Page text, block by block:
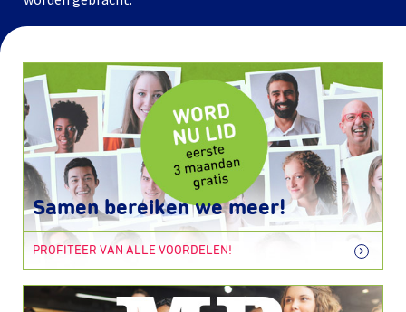
Samen bereiken we meer!
PROFITEER VAN ALLE VOORDELEN!